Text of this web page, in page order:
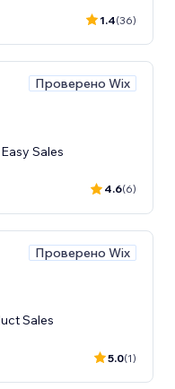
1.4(36)
Проверено Wix
Sales
4.6(6)
Проверено Wix
Sales
5.0(1)